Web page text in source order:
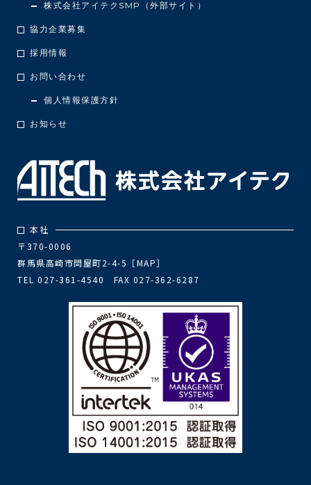
株式会社アイテクSMP（外部サイト）
協力企業募集
採用情報
お問い合わせ
個人情報保護方針
お知らせ
本社
〒370-0006
群馬県高崎市問屋町2-4-5［MAP］
TEL 027-361-4540 FAX 027-362-6287